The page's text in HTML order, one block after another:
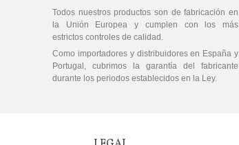
Todos nuestros productos son de fabricación en
la Unión Europea y cumplen con los más
estrictos controles de calidad.
Como importadores y distribuidores en España y
Portugal, cubrimos la garantía del fabricante
durante los periodos establecidos en la Ley.